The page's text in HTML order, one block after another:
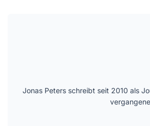
Jonas Peters schreibt seit 2010 als